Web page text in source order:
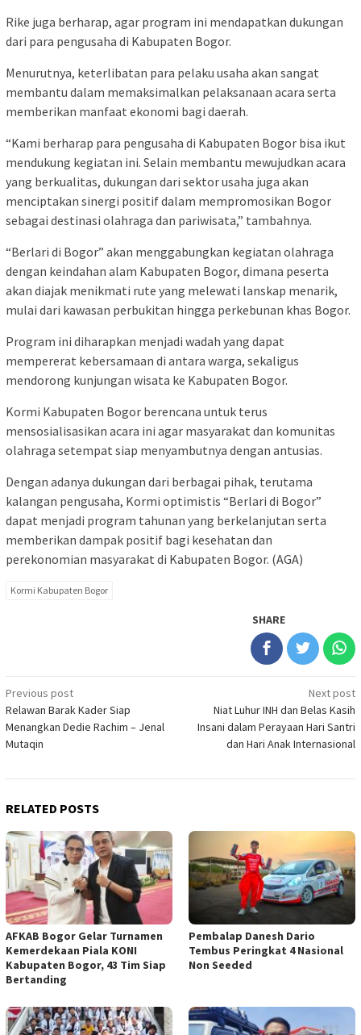
Rike juga berharap, agar program ini mendapatkan dukungan
dari para pengusaha di Kabupaten Bogor.
Menurutnya, keterlibatan para pelaku usaha akan sangat
membantu dalam memaksimalkan pelaksanaan acara serta
memberikan manfaat ekonomi bagi daerah.
“Kami berharap para pengusaha di Kabupaten Bogor bisa ikut
mendukung kegiatan ini. Selain membantu mewujudkan acara
yang berkualitas, dukungan dari sektor usaha juga akan
menciptakan sinergi positif dalam mempromosikan Bogor
sebagai destinasi olahraga dan pariwisata,” tambahnya.
“Berlari di Bogor” akan menggabungkan kegiatan olahraga
dengan keindahan alam Kabupaten Bogor, dimana peserta
akan diajak menikmati rute yang melewati lanskap menarik,
mulai dari kawasan perbukitan hingga perkebunan khas Bogor.
Program ini diharapkan menjadi wadah yang dapat
mempererat kebersamaan di antara warga, sekaligus
mendorong kunjungan wisata ke Kabupaten Bogor.
Kormi Kabupaten Bogor berencana untuk terus
mensosialisasikan acara ini agar masyarakat dan komunitas
olahraga setempat siap menyambutnya dengan antusias.
Dengan adanya dukungan dari berbagai pihak, terutama
kalangan pengusaha, Kormi optimistis “Berlari di Bogor”
dapat menjadi program tahunan yang berkelanjutan serta
memberikan dampak positif bagi kesehatan dan
perekonomian masyarakat di Kabupaten Bogor. (AGA)
Kormi Kabupaten Bogor
SHARE
Post
navigation
Previous post
Relawan Barak Kader Siap
Menangkan Dedie Rachim – Jenal
Mutaqin
Next post
Niat Luhur INH dan Belas Kasih
Insani dalam Perayaan Hari Santri
dan Hari Anak Internasional
RELATED POSTS
AFKAB Bogor Gelar Turnamen
Kemerdekaan Piala KONI
Kabupaten Bogor, 43 Tim Siap
Bertanding
Pembalap Danesh Dario
Tembus Peringkat 4 Nasional
Non Seeded